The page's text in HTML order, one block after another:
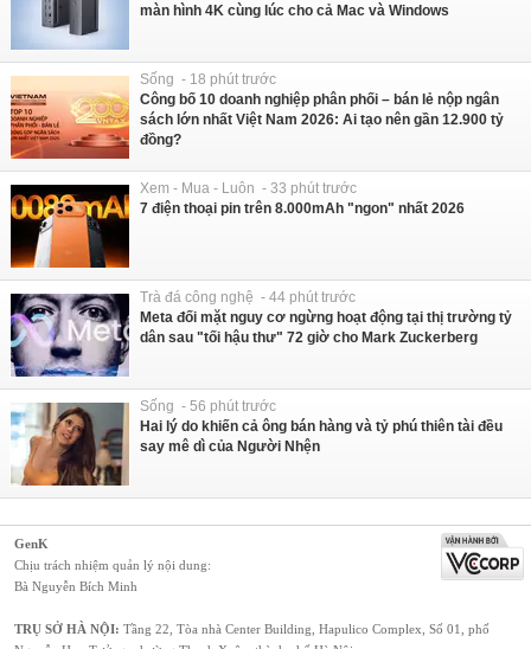
màn hình 4K cùng lúc cho cả Mac và Windows
Sống - 18 phút trước
Công bố 10 doanh nghiệp phân phối – bán lẻ nộp ngân
sách lớn nhất Việt Nam 2026: Ai tạo nên gần 12.900 tỷ
đồng?
Xem - Mua - Luôn - 33 phút trước
7 điện thoại pin trên 8.000mAh "ngon" nhất 2026
Trà đá công nghệ - 44 phút trước
Meta đối mặt nguy cơ ngừng hoạt động tại thị trường tỷ
dân sau "tối hậu thư" 72 giờ cho Mark Zuckerberg
Sống - 56 phút trước
Hai lý do khiến cả ông bán hàng và tỷ phú thiên tài đều
say mê dì của Người Nhện
GenK
Chịu trách nhiệm quản lý nội dung:
Bà Nguyễn Bích Minh
TRỤ SỞ HÀ NỘI: Tầng 22, Tòa nhà Center Building, Hapulico Complex, Số 01, phố